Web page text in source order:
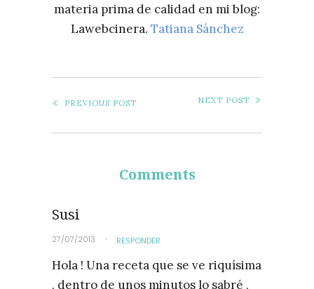
materia prima de calidad en mi blog:
Lawebcinera. Tatiana Sánchez
PREVIOUS POST NEXT POST
Comments
Susi
27/07/2013 RESPONDER
Hola ! Una receta que se ve riquísima
, dentro de unos minutos lo sabré ,